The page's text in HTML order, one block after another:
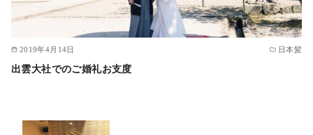
2019年4月14日 日本髪
出雲大社でのご婚礼お支度